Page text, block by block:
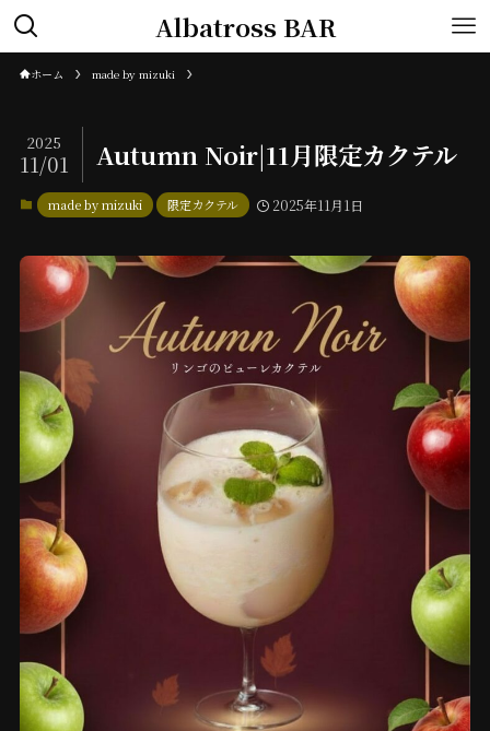
Albatross BAR
ホーム made by mizuki
Autumn Noir|11月限定カクテル
2025
11/01
made by mizuki 限定カクテル 2025年11月1日